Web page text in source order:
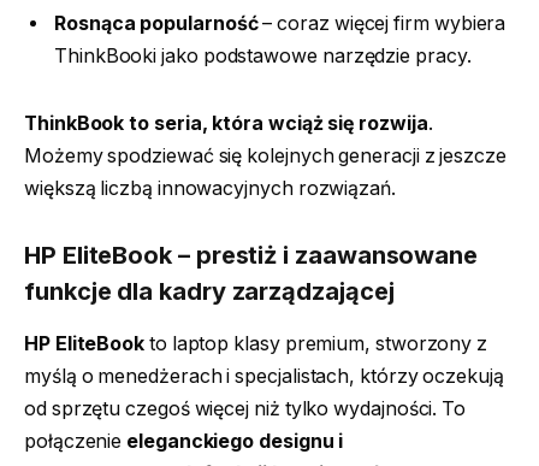
Rosnąca popularność– coraz więcej firm wybiera
ThinkBooki jako podstawowe narzędzie pracy.
ThinkBook to seria, która wciąż się rozwija.
Możemy spodziewać się kolejnych generacji z jeszcze
większą liczbą innowacyjnych rozwiązań.
HP EliteBook – prestiż i zaawansowane
funkcje dla kadry zarządzającej
HP EliteBook to laptop klasy premium, stworzony z
myślą o menedżerach i specjalistach, którzy oczekują
od sprzętu czegoś więcej niż tylko wydajności. To
połączenie eleganckiego designu i